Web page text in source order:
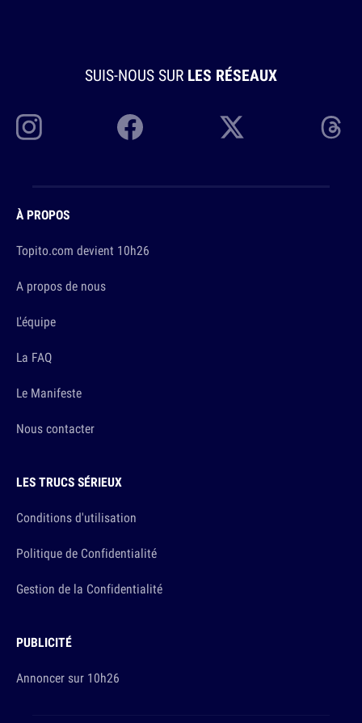
SUIS-NOUS SUR LES RÉSEAUX
À PROPOS
Topito.com devient 10h26
A propos de nous
L'équipe
La FAQ
Le Manifeste
Nous contacter
LES TRUCS SÉRIEUX
Conditions d'utilisation
Politique de Confidentialité
Gestion de la Confidentialité
PUBLICITÉ
Annoncer sur 10h26